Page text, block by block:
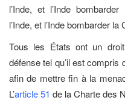
l’Inde, et l’Inde
l’Inde, et l’Inde bombarder
Tous les États ont un
défense tel qu’il est compris
afin de mettre fin à la
L’article 51 de la Charte des